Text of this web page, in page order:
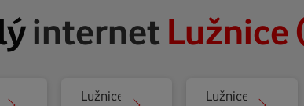
internet Lužnice
Lužnice
Lužnice